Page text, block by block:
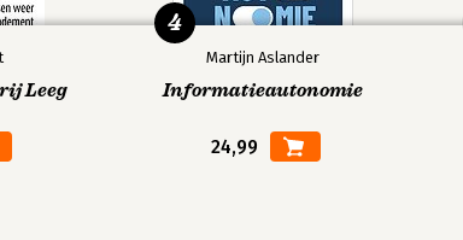
Leeg
Martijn Aslander
Informatieautonomie
24,99
4